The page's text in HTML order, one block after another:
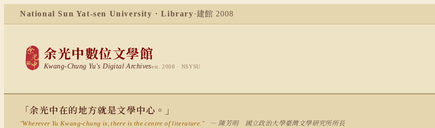
National Sun Yat-sen University · Library ·建館 2008
余光中數位文學館
Kwang-Chung Yu's Digital Archivesest. 2008 · NSYSU
「余光中在的地方就是文學中心。」
"Wherever Yu Kwang-chung is, there is the centre of literature." — 陳芳明 國立政治大學臺灣文學研究所所長